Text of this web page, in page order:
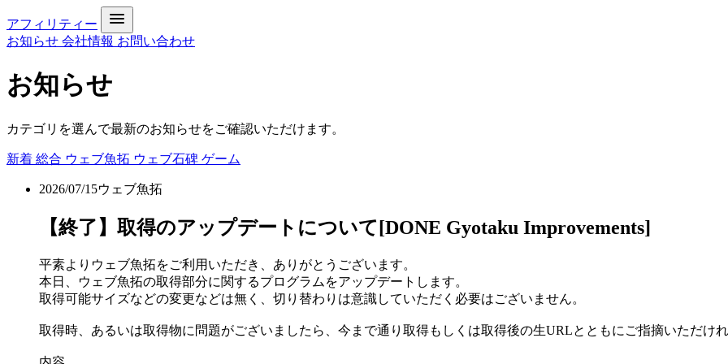
アフィリティー
お知らせ 会社情報 お問い合わせ
お知らせ
カテゴリを選んで最新のお知らせをご確認いただけます。
新着 総合 ウェブ魚拓 ウェブ石碑 ゲーム
2026/07/15ウェブ魚拓
【終了】取得のアップデートについて[DONE Gyotaku Improvements]
平素よりウェブ魚拓をご利用いただき、ありがとうございます。
本日、ウェブ魚拓の取得部分に関するプログラムをアップデートします。
取得可能サイズなどの変更などは無く、切り替わりは意識していただく必要はございません。
取得時、あるいは取得物に問題がございましたら、今まで通り取得もしくは取得後の生URLとともにご指摘いただけれ